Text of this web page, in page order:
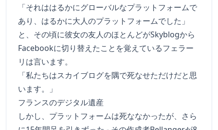
「それははるかにグローバルなプラットフォームで
あり、はるかに大人のプラットフォームでした」
と、その頃に彼女の友人のほとんどがSkyblogから
Facebookに切り替えたことを覚えているフェラー
リは言います。
「私たちはスカイブログを隅で死なせただけだと思
います。」
フランスのデジタル遺産
しかし、プラットフォームは死ななかったが、さら